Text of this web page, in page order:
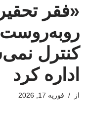
«فقر
کنترل
اداره کرد
از فوریه 17, 2026